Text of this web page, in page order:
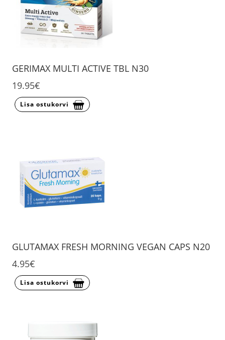
GERIMAX MULTI ACTIVE TBL N30
19.95€
Lisa ostukorvi
GLUTAMAX FRESH MORNING VEGAN CAPS N20
4.95€
Lisa ostukorvi